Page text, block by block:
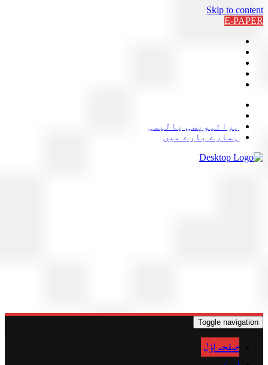
Skip to content
E-PAPER
پرائیویسی پالیسی
ہمارے بارے میں
Toggle navigation
صفحہ اوّل